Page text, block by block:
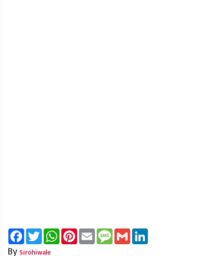
FacebookTwitterWhatsAppPinterest
Email Message
Gmail
By Sirohiwale